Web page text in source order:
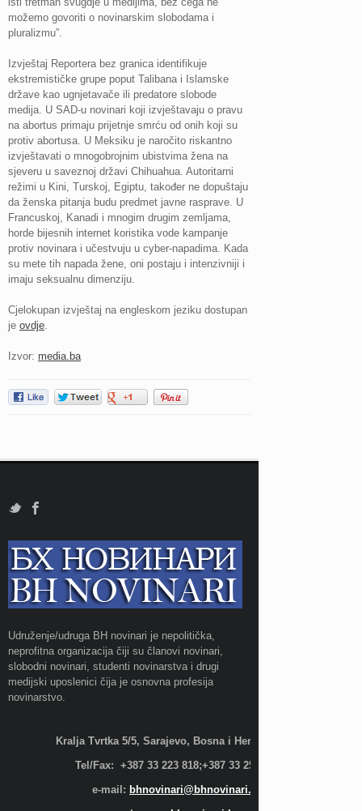
možemo govoriti o novinarskim slobodama i
pluralizmu”.
Izvještaj Reportera bez granica identifikuje
ekstremističke grupe poput Talibana i Islamske
države kao ugnjetavače ili predatore slobode
medija. U SAD-u novinari koji izvještavaju o pravu
na abortus primaju prijetnje smrću od onih koji su
protiv abortusa. U Meksiku je naročito riskantno
izvještavati o mnogobrojnim ubistvima žena na
sjeveru u saveznoj državi Chihuahua. Autoritarni
režimi u Kini, Turskoj, Egiptu, također ne dopuštaju
da ženska pitanja budu predmet javne rasprave. U
Francuskoj, Kanadi i mnogim drugim zemljama,
horde bijesnih internet koristika vode kampanje
protiv novinara i učestvuju u cyber-napadima. Kada
su mete tih napada žene, oni postaju i intenzivniji i
imaju seksualnu dimenziju.
Cjelokupan izvještaj na engleskom jeziku dostupan
je ovdje
Izvor: media.ba
Udruženje/udruga BH novinari je nepolitička,
neprofitna organizacija čiji su članovi novinari,
slobodni novinari, studenti novinarstva i drugi
medijski uposlenici čija je osnovna profesija
novinarstvo.
Kralja Tvrtka 5/5, Sarajevo, Bosna i Hercegovina;
Tel/Fax: +387 33 223 818;+387 33 255 600
e-mail: bhnovinari@bhnovinari.ba